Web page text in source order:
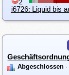
2
i6726: Liquid bis
Abgeschlossen